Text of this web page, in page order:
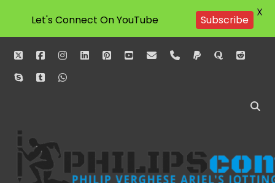
twitterfacebookinstagram
linkedinpinterestyoutube
emailphonepaypalquorareddit
skypetumblrwhatsapp
Philipscom
Associates
Let's Connect On YouTube Subscribe
X